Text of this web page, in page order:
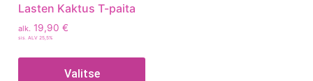
Lasten Kaktus T-paita
alk. 19,90 €
sis. ALV 25,5%
Valitse